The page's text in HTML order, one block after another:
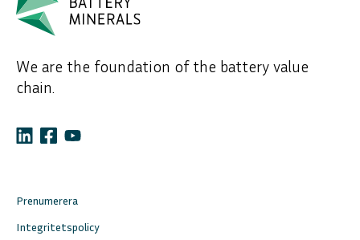
We are the foundation of the battery value
chain.
Prenumerera
Integritetspolicy